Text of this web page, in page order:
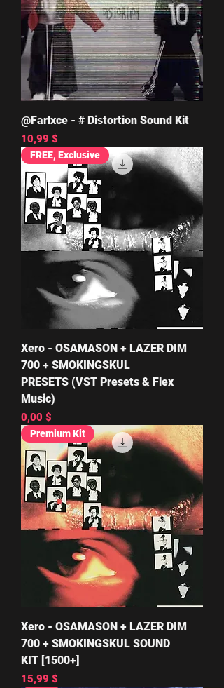
@Farlxce - # Distortion Sound Kit
Цена
10,99 $
FREE, Exclusive
Xero - OSAMASON + LAZER DIM
700 + SMOKINGSKUL
PRESETS (VST Presets & Flex
Music)
Цена
0,00 $
Premium Kit
Xero - OSAMASON + LAZER DIM
700 + SMOKINGSKUL SOUND
KIT [1500+]
Цена
15,99 $